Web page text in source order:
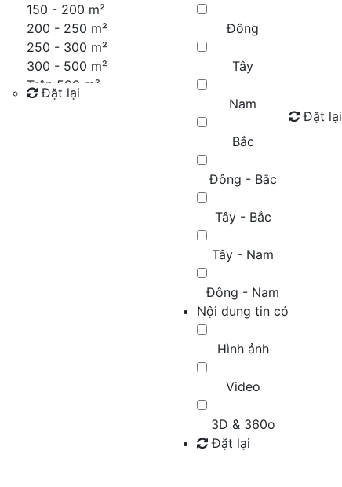
150 - 200 m²
200 - 250 m²
250 - 300 m²
300 - 500 m²
Trên 500 m²
Đặt lại
Đông
Tây
Nam
Bắc
Đông - Bắc
Tây - Bắc
Tây - Nam
Đông - Nam
Nội dung tin có
Hình ảnh
Video
3D & 360o
Đặt lại
Đặt lại